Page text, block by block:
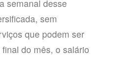
semanal desse
sem
que podem ser
do mês, o salário